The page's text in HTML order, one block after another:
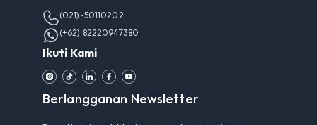
(021)-50110202
(+62) 82220947380
Ikuti Kami
Berlangganan Newsletter